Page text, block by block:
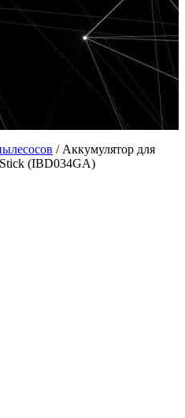
/ Аккумулятор для
(IBD034GA)